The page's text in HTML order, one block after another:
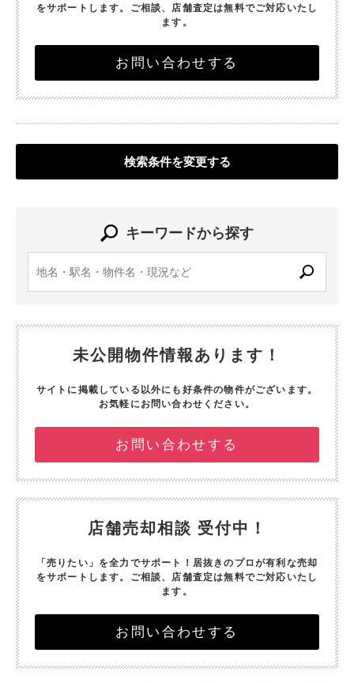
をサポートします。 ご相談、店舗査定は無料でご対応いたし
ます。
お問い合わせする
検索条件を変更する
キーワードから探す
未公開物件情報あります！
サイトに掲載している以外にも好条件の物件がございます。
お気軽にお問い合わせください。
お問い合わせする
店舗売却相談 受付中！
「売りたい」を全力でサポート！ 居抜きのプロが有利な売却
をサポートします。 ご相談、店舗査定は無料でご対応いたし
ます。
お問い合わせする